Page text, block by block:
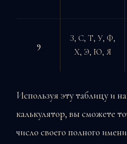
9
З, С, Т, У, Ф,
Х, Э, Ю, Я
Используя эту таблицу и
калькулятор, вы сможете
число своего полного